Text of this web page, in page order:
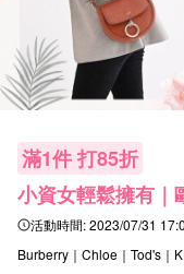
滿1件 打85折
小資女輕鬆擁有｜
活動時間:2023/07/31